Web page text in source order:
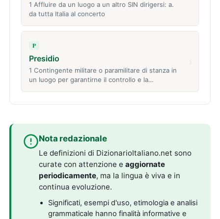
1 Affluire da un luogo a un altro SIN dirigersi: a.
da tutta Italia al concerto
P
Presidio
1 Contingente militare o paramilitare di stanza in
un luogo per garantirne il controllo e la…
Nota redazionale
Le definizioni di DizionarioItaliano.net sono
curate con attenzione eaggiornate
periodicamente, ma la lingua è viva e in
continua evoluzione.
Significati, esempi d'uso, etimologia e analisi
grammaticale hanno finalità informative e